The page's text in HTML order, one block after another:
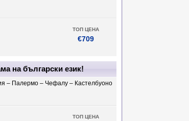
ТОП ЦЕНА
€709
на български език!
– Палермо – Чефалу – Кастелбуоно
ТОП ЦЕНА